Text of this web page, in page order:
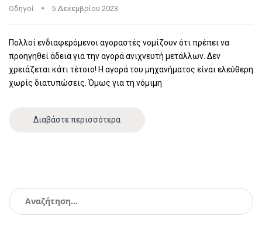
Οδηγοί 5 Δεκεμβρίου 2023
Πολλοί ενδιαφερόμενοι αγοραστές νομίζουν ότι πρέπει να
προηγηθεί άδεια για την αγορά ανιχνευτή μετάλλων. Δεν
χρειάζεται κάτι τέτοιο! Η αγορά του μηχανήματος είναι ελεύθερη
χωρίς διατυπώσεις. Όμως για τη νόμιμη
Διαβάστε περισσότερα
Αναζήτηση
για: